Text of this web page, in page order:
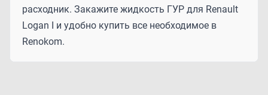
расходник. Закажите жидкость ГУР для Renault
Logan I и удобно купить все необходимое в
Renokom.